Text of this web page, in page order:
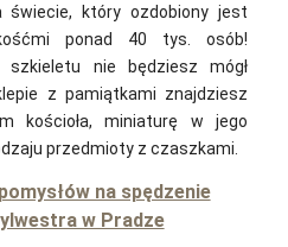
świecie, który ozdobiony jest
ponad 40 tys. osób!
szkieletu nie będziesz mógł
z pamiątkami znajdziesz
kościoła, miniaturę w jego
przedmioty z czaszkami.
na spędzenie
w Pradze